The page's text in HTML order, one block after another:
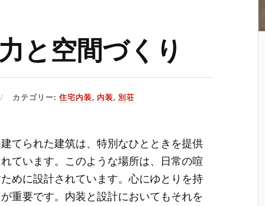
と空間づくり
カテゴリー:住宅内装, 内装, 別荘
てられた建筑は、特別なひとときを提供
ています。 このような場所は、日常の喧
めに設計されています。心にゆとりを持
重要です。内装と設計においてもそれを